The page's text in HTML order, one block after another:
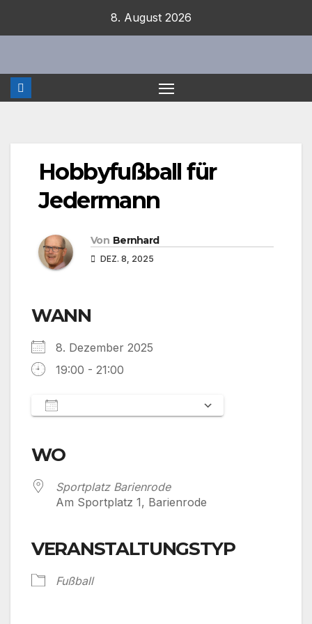
8. August 2026
Hobbyfußball für
Jedermann
Von Bernhard
DEZ. 8, 2025
WANN
8. Dezember 2025
19:00 - 21:00
WO
Sportplatz Barienrode
Am Sportplatz 1, Barienrode
VERANSTALTUNGSTYP
Fußball